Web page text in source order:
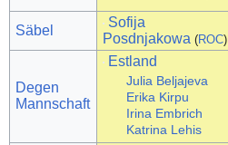
Säbel
Sofija
Posdnjakowa (ROC)
Degen
Mannschaft
Estland
Julia Beljajeva
Erika Kirpu
Irina Embrich
Katrina Lehis